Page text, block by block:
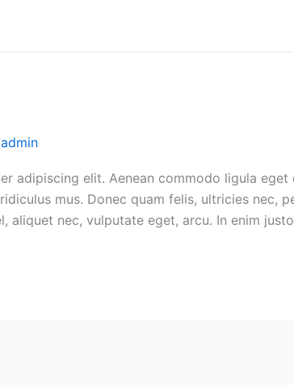
admin
adipiscing elit. Aenean commodo ligula
mus. Donec quam felis, ultricies nec,
aliquet nec, vulputate eget, arcu. In enim